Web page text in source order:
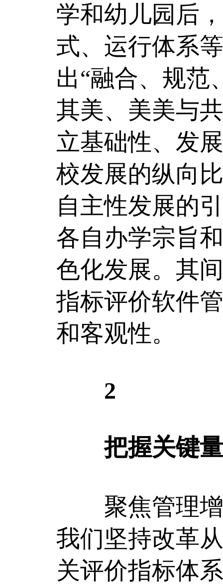
学和幼儿园后
式、运行体系
出“融合、规范
其美、美美与
立基础性、发
校发展的纵向
自主性发展的
各自办学宗旨
色化发展。其
指标评价软件
和客观性。
2
把握关键量
聚焦管理增
我们坚持改革
关评价指标体